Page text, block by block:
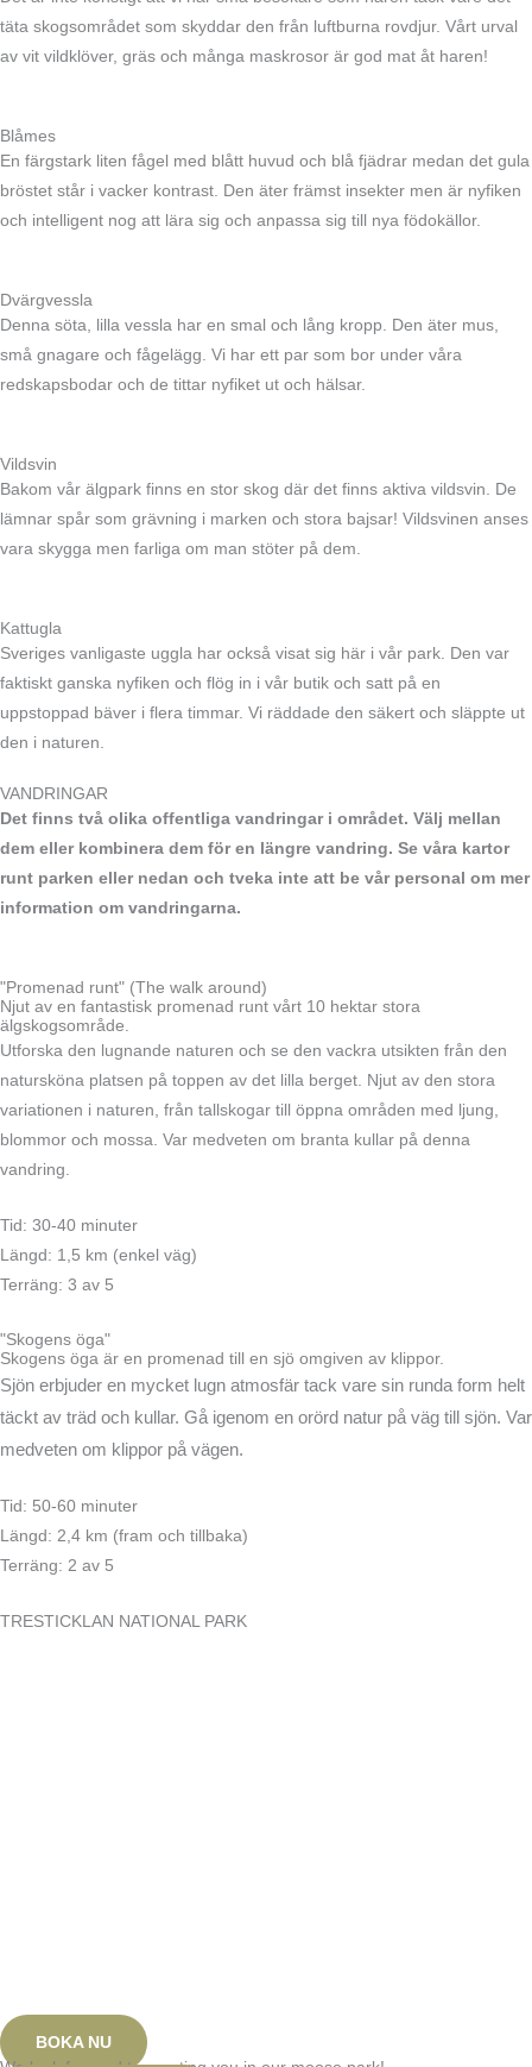
täta skogsområdet som skyddar den från luftburna rovdjur. Vårt urval
av vit vildklöver, gräs och många maskrosor är god mat åt haren!
Blåmes
En färgstark liten fågel med blått huvud och blå fjädrar medan det gula
bröstet står i vacker kontrast. Den äter främst insekter men är nyfiken
och intelligent nog att lära sig och anpassa sig till nya födokällor.
Dvärgvessla
Denna söta, lilla vessla har en smal och lång kropp. Den äter mus,
små gnagare och fågelägg. Vi har ett par som bor under våra
redskapsbodar och de tittar nyfiket ut och hälsar.
Vildsvin
Bakom vår älgpark finns en stor skog där det finns aktiva vildsvin. De
lämnar spår som grävning i marken och stora bajsar! Vildsvinen anses
vara skygga men farliga om man stöter på dem.
Kattugla
Sveriges vanligaste uggla har också visat sig här i vår park. Den var
faktiskt ganska nyfiken och flög in i vår butik och satt på en
uppstoppad bäver i flera timmar. Vi räddade den säkert och släppte ut
den i naturen.
VANDRINGAR
Det finns två olika offentliga vandringar i området. Välj mellan
dem eller kombinera dem för en längre vandring. Se våra kartor
runt parken eller nedan och tveka inte att be vår personal om mer
information om vandringarna.
"Promenad runt" (The walk around)
Njut av en fantastisk promenad runt vårt 10 hektar stora
älgskogsområde.
Utforska den lugnande naturen och se den vackra utsikten från den
natursköna platsen på toppen av det lilla berget. Njut av den stora
variationen i naturen, från tallskogar till öppna områden med ljung,
blommor och mossa. Var medveten om branta kullar på denna
vandring.
Tid: 30-40 minuter
Längd: 1,5 km (enkel väg)
Terräng: 3 av 5
"Skogens öga"
Skogens öga är en promenad till en sjö omgiven av klippor.
Sjön erbjuder en mycket lugn atmosfär tack vare sin runda form helt
täckt av träd och kullar. Gå igenom en orörd natur på väg till sjön. Var
medveten om klippor på vägen.
Tid: 50-60 minuter
Längd: 2,4 km (fram och tillbaka)
Terräng: 2 av 5
TRESTICKLAN NATIONAL PARK
BOKA NU